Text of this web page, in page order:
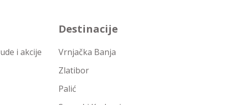
i akcije
Destinacije
Vrnjačka Banja
Zlatibor
Palić